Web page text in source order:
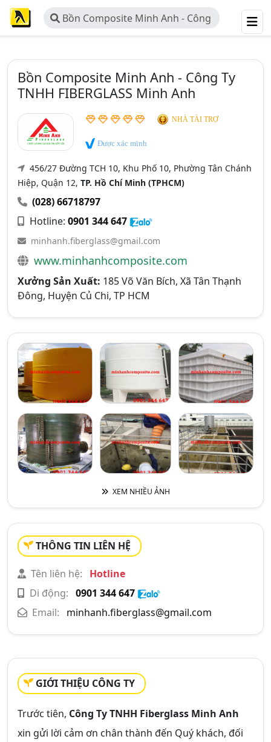
Bồn Composite Minh Anh - Công
Ty TNHH FIBERGLASS Minh Anh
Bồn Composite Minh Anh - Công Ty
TNHH FIBERGLASS Minh Anh
NHÀ TÀI TRỢ
Được xác minh
456/27 Đường TCH 10, Khu Phố 10, Phường Tân Chánh
Hiệp, Quận 12, TP. Hồ Chí Minh (TPHCM)
(028) 66718797
Hotline: 0901 344 647
minhanh.fiberglass@gmail.com
www.minhanhcomposite.com
Xưởng Sản Xuất: 185 Võ Văn Bích, Xã Tân Thạnh
Đông, Huyện Củ Chi, TP HCM
XEM NHIỀU ẢNH
THÔNG TIN LIÊN HỆ
Tên liên hệ:
Hotline
Di động: 0901 344 647
Email:
minhanh.fiberglass@gmail.com
GIỚI THIỆU CÔNG TY
Trước tiên, Công Ty TNHH Fiberglass Minh Anh
xin gửi lời cảm ơn chân thành đến Quý khách, đối